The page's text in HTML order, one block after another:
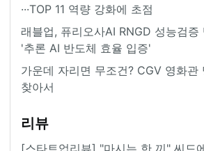
···TOP 11 역량 강화에 초점
래블업, 퓨리오사AI RNGD 성능검증
'추론 AI 반도체 효율 입증'
가운데 자리면 무조건? CGV 영화관
찾아서
리뷰
[스타트업리뷰] "마시는 한 끼" 씨드